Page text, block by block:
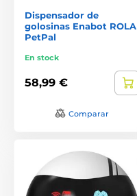
Dispensador de
golosinas Enabot ROLA
PetPal
En stock
58,99 €
Comparar